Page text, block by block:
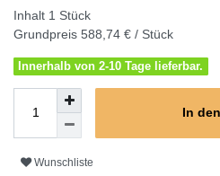
Inhalt 1 Stück
Grundpreis 588,74 € / Stück
Innerhalb von 2-10 Tage lieferbar.
In
Wunschliste